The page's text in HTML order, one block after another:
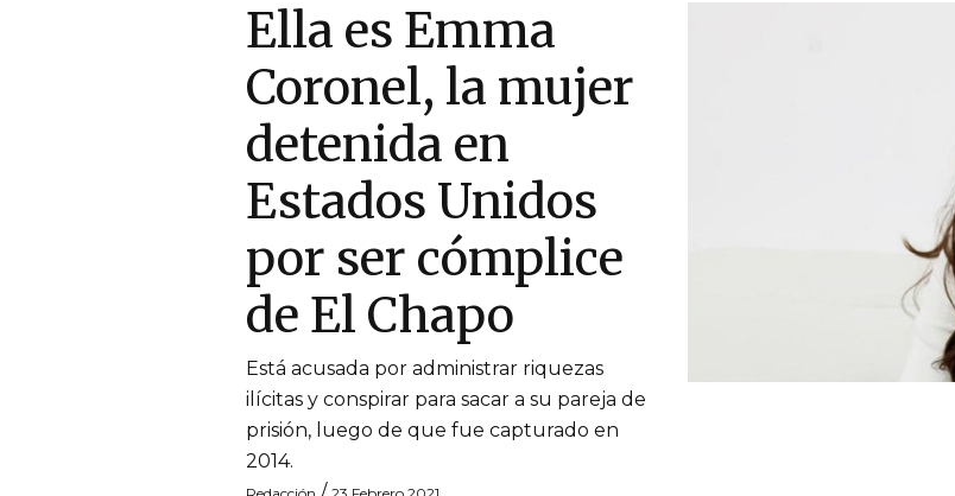
Ella es Emma
Coronel, la mujer
detenida en
Estados Unidos
por ser cómplice
de El Chapo
Está acusada por administrar riquezas
ilícitas y conspirar para sacar a su pareja de
prisión, luego de que fue capturado en
2014.